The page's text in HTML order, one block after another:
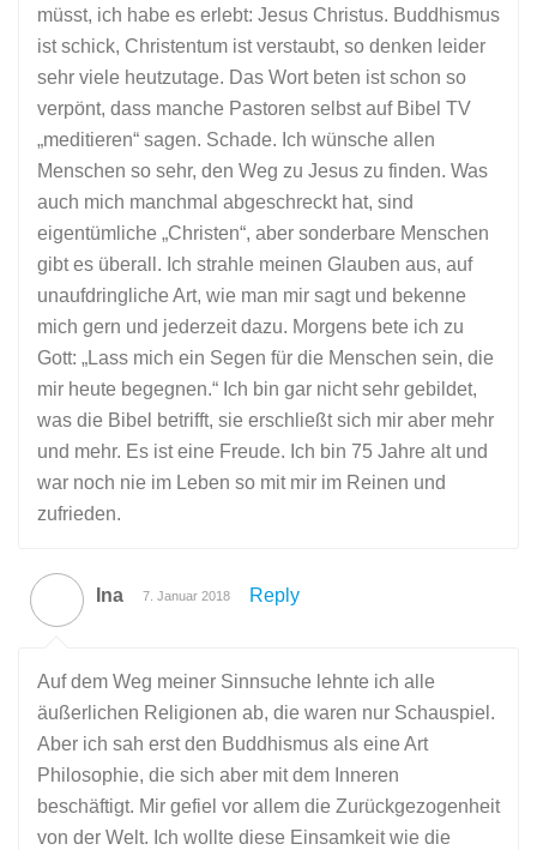
müsst, ich habe es erlebt: Jesus Christus. Buddhismus
ist schick, Christentum ist verstaubt, so denken leider
sehr viele heutzutage. Das Wort beten ist schon so
verpönt, dass manche Pastoren selbst auf Bibel TV
„meditieren“ sagen. Schade. Ich wünsche allen
Menschen so sehr, den Weg zu Jesus zu finden. Was
auch mich manchmal abgeschreckt hat, sind
eigentümliche „Christen“, aber sonderbare Menschen
gibt es überall. Ich strahle meinen Glauben aus, auf
unaufdringliche Art, wie man mir sagt und bekenne
mich gern und jederzeit dazu. Morgens bete ich zu
Gott: „Lass mich ein Segen für die Menschen sein, die
mir heute begegnen.“ Ich bin gar nicht sehr gebildet,
was die Bibel betrifft, sie erschließt sich mir aber mehr
und mehr. Es ist eine Freude. Ich bin 75 Jahre alt und
war noch nie im Leben so mit mir im Reinen und
zufrieden.
Ina 7. Januar 2018 Reply
Auf dem Weg meiner Sinnsuche lehnte ich alle
äußerlichen Religionen ab, die waren nur Schauspiel.
Aber ich sah erst den Buddhismus als eine Art
Philosophie, die sich aber mit dem Inneren
beschäftigt. Mir gefiel vor allem die Zurückgezogenheit
von der Welt. Ich wollte diese Einsamkeit wie die